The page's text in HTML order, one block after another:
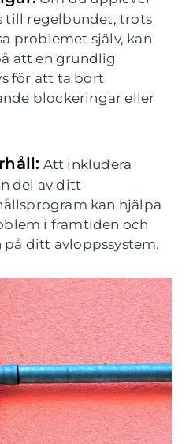
till regelbundet, trots
problemet själv, kan
att en grundlig
för att ta bort
blockeringar eller
Att inkludera
del av ditt
kan hjälpa
i framtiden och
ditt avloppssystem.